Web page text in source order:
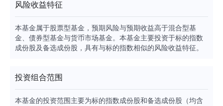
风险收益特征
本基金属于股票型基金，预期风险与预期收益高于混合型基
金、债券型基金与货币市场基金。本基金主要投资于标的指数
成份股及备选成份股，具有与标的指数相似的风险收益特征。
投资组合范围
本基金的投资范围主要为标的指数成份股和备选成份股（均含